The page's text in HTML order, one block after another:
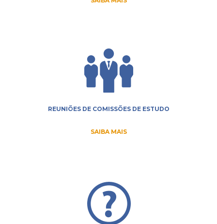
REUNIÕES DE COMISSÕES DE ESTUDO
SAIBA MAIS